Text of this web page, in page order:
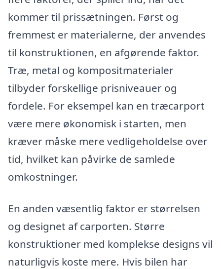
kommer til prissætningen. Først og
fremmest er materialerne, der anvendes
til konstruktionen, en afgørende faktor.
Træ, metal og kompositmaterialer
tilbyder forskellige prisniveauer og
fordele. For eksempel kan en træcarport
være mere økonomisk i starten, men
kræver måske mere vedligeholdelse over
tid, hvilket kan påvirke de samlede
omkostninger.
En anden væsentlig faktor er størrelsen
og designet af carporten. Større
konstruktioner med komplekse designs vil
naturligvis koste mere. Hvis bilen har